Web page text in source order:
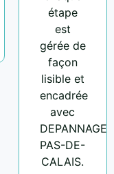
étape
est
gérée de
façon
lisible et
encadrée
avec
DEPANNAGE
PAS-DE-
CALAIS.